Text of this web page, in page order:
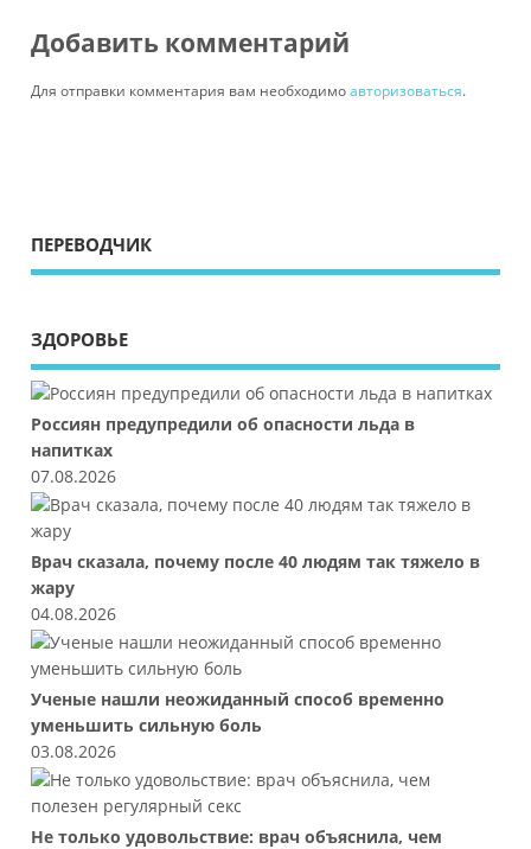
Добавить комментарий
Для отправки комментария вам необходимоавторизоваться.
ПЕРЕВОДЧИК
ЗДОРОВЬЕ
Россиян предупредили об опасности льда в
напитках
07.08.2026
Врач сказала, почему после 40 людям так тяжело в
жару
04.08.2026
Ученые нашли неожиданный способ временно
уменьшить сильную боль
03.08.2026
Не только удовольствие: врач объяснила, чем